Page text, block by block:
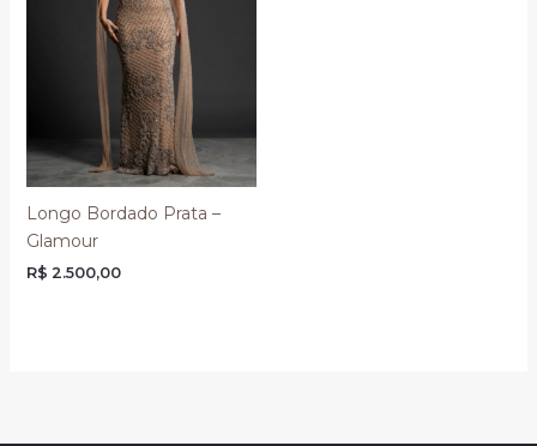
Longo Bordado Prata –
Glamour
R$ 2.500,00